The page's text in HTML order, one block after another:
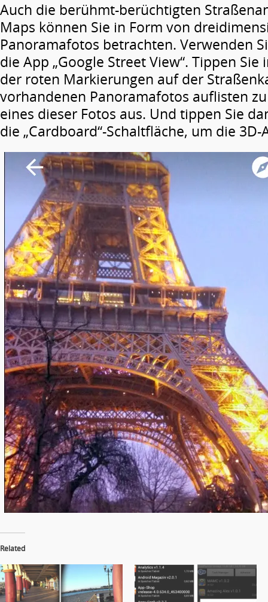
Auch die berühmt-berüchtigten
Maps können Sie in Form von
Panoramafotos betrachten. Verwenden
die App „Google Street View“. Tippen
der roten Markierungen auf der
vorhandenen Panoramafotos auflisten
eines dieser Fotos aus. Und tippen Sie
die „Cardboard“-Schaltfläche, um die
Related